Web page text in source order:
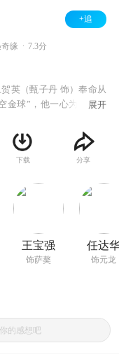
+追
缘 7.3分
英（甄子丹 饰）奉命从
金球”，他一心为朝廷却
獒（王宝强 饰）前来捉
的冤案。兄弟四人搏斗
的雪崩淹没了他们。可
通的他偶遇了夜店的郭
出了不少笑话，但在小美
情升华的时候，“锦衣卫
并且继续执行自己的使
的警方也在捉拿贺英这
展开
下载 分享
王宝强
饰萨獒
任达
饰元龙